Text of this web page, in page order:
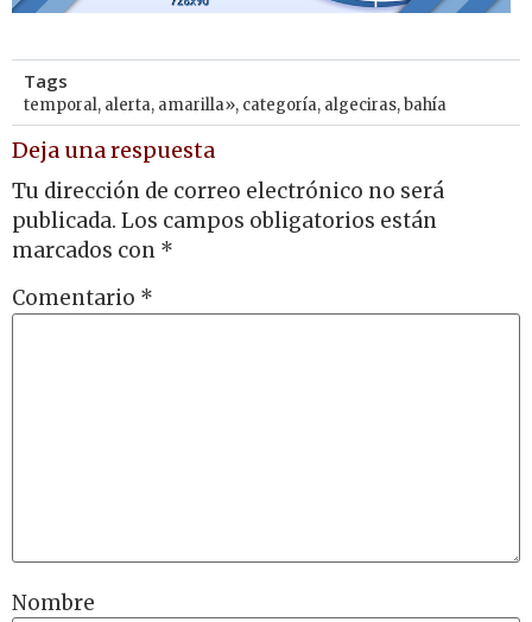
Tags
temporal, alerta, amarilla», categoría, algeciras,bahía
Deja una respuesta
Tu dirección de correo electrónico no será
publicada. Los campos obligatorios están
marcados con *
Comentario *
Nombre